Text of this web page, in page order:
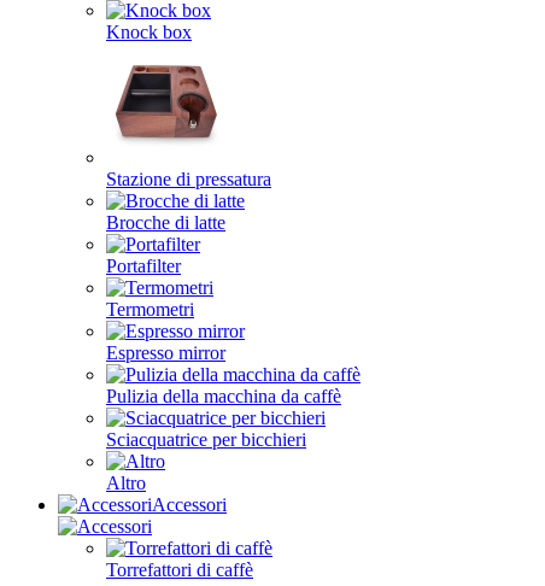
Knock box
Stazione di pressatura
Brocche di latte
Portafilter
Termometri
Espresso mirror
Pulizia della macchina da caffè
Sciacquatrice per bicchieri
Altro
Accessori
Torrefattori di caffè